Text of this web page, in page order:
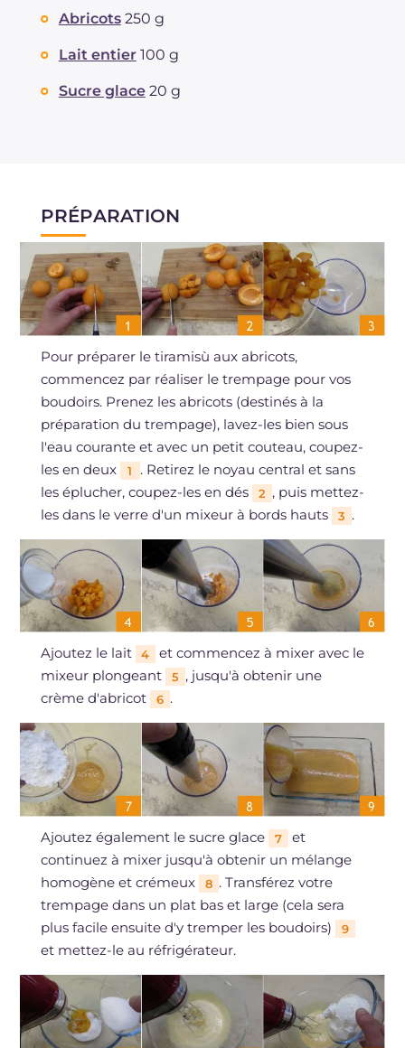
Abricots 250 g
Lait entier 100 g
Sucre glace 20 g
PRÉPARATION
Pour préparer le tiramisù aux abricots,
commencez par réaliser le trempage pour vos
boudoirs. Prenez les abricots (destinés à la
préparation du trempage), lavez-les bien sous
l'eau courante et avec un petit couteau, coupez-
les en deux
1
. Retirez le noyau central et sans
les éplucher, coupez-les en dés
2 , puis mettez-
les dans le verre d'un mixeur à bords hauts
3 .
Ajoutez le lait 4
et commencez à mixer avec le
mixeur plongeant
5 , jusqu'à obtenir une
crème d'abricot
6 .
Ajoutez également le sucre glace 7
et
continuez à mixer jusqu'à obtenir un mélange
homogène et crémeux
8 . Transférez votre
trempage dans un plat bas et large (cela sera
plus facile ensuite d'y tremper les boudoirs)
9
et mettez-le au réfrigérateur.